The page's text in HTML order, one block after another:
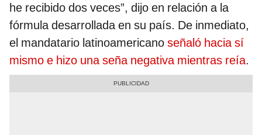
he recibido dos veces”, dijo en relación a la
fórmula desarrollada en su país. De inmediato,
el mandatario latinoamericano señaló hacia sí
mismo e hizo una seña negativa mientras reía.